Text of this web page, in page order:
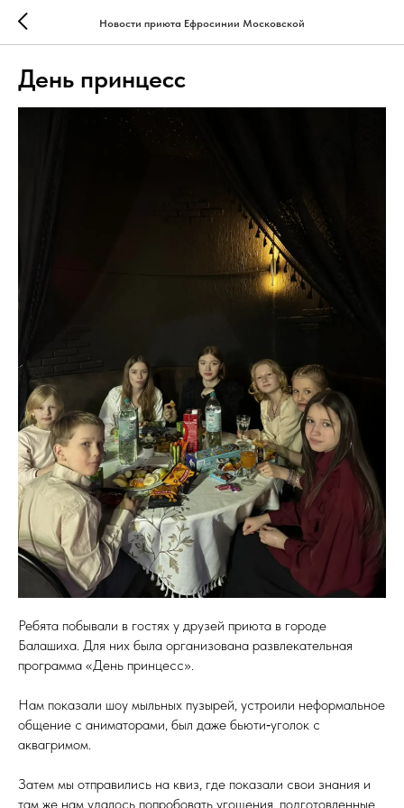
Новости приюта Ефросинии Московской
День принцесс
Ребята побывали в гостях у друзей приюта в городе
Балашиха. Для них была организована развлекательная
программа «День принцесс».
Нам показали шоу мыльных пузырей, устроили неформальное
общение с аниматорами, был даже бьюти‑уголок с
аквагримом.
Затем мы отправились на квиз, где показали свои знания и
там же нам удалось попробовать угощения, подготовленные